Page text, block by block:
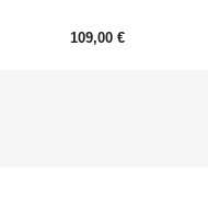
109,00 €